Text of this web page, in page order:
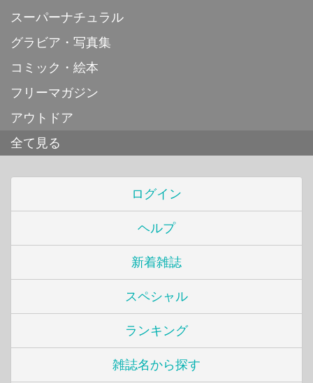
スーパーナチュラル
グラビア・写真集
コミック・絵本
フリーマガジン
アウトドア
全て見る
ログイン
ヘルプ
新着雑誌
スペシャル
ランキング
雑誌名から探す